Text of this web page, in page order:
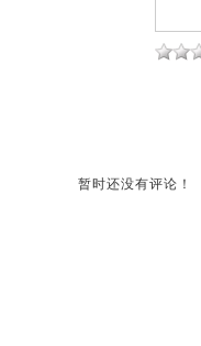
暂时还没有评论！